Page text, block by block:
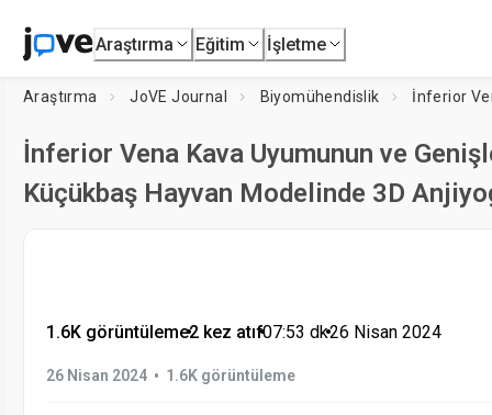
Araştırma Eğitim İşletme
Araştırma JoVE Journal Biyomühendislik İnferior
İnferior Vena Kava Uyumunun ve
Küçükbaş Hayvan Modelinde 3D
1.6K görüntüleme•2 kez atıf•07:53 dk•26 Nisan 2024
26 Nisan 2024 • 1.6K görüntüleme